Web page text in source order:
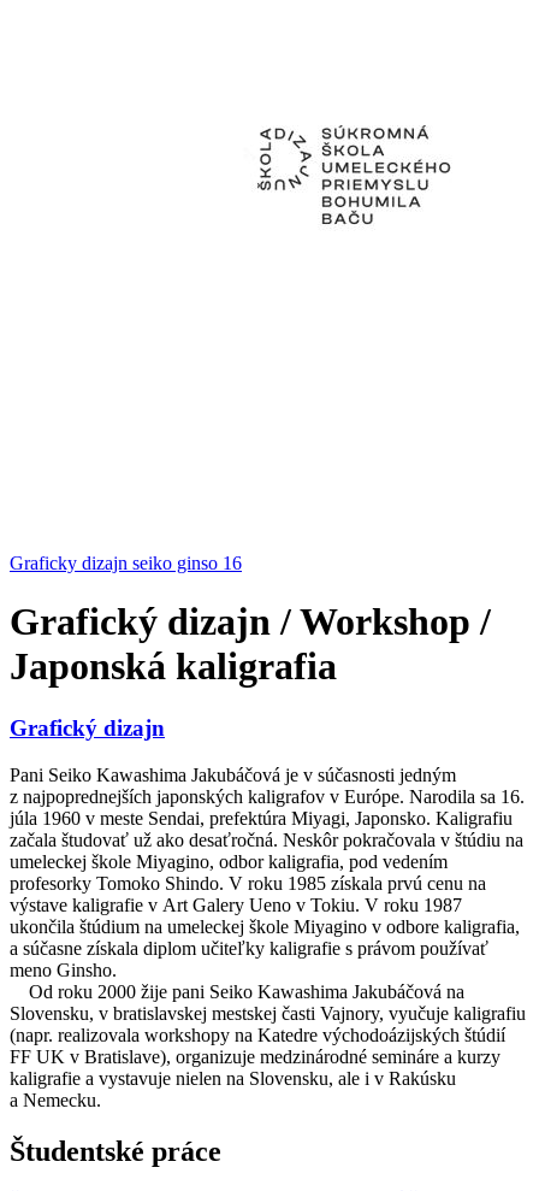
Graficky dizajn seiko ginso 16
Grafický dizajn / Workshop /
Japonská kaligrafia
Grafický dizajn
Pani Seiko Kawashima Jakubáčová je v súčasnosti jedným
z najpoprednejších japonských kaligrafov v Európe. Narodila sa 16.
júla 1960 v meste Sendai, prefektúra Miyagi, Japonsko. Kaligrafiu
začala študovať už ako desaťročná. Neskôr pokračovala v štúdiu na
umeleckej škole Miyagino, odbor kaligrafia, pod vedením
profesorky Tomoko Shindo. V roku 1985 získala prvú cenu na
výstave kaligrafie v Art Galery Ueno v Tokiu. V roku 1987
ukončila štúdium na umeleckej škole Miyagino v odbore kaligrafia,
a súčasne získala diplom učiteľky kaligrafie s právom používať
meno Ginsho.
Od roku 2000 žije pani Seiko Kawashima Jakubáčová na
Slovensku, v bratislavskej mestskej časti Vajnory, vyučuje kaligrafiu
(napr. realizovala workshopy na Katedre východoázijských štúdií
FF UK v Bratislave), organizuje medzinárodné semináre a kurzy
kaligrafie a vystavuje nielen na Slovensku, ale i v Rakúsku
a Nemecku.
Študentské práce